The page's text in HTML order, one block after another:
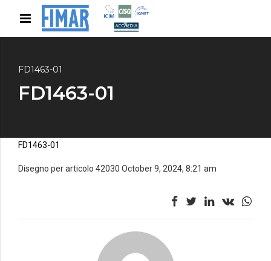
FD1463-01
FD1463-01
FD1463-01
Disegno per articolo 42030 October 9, 2024, 8:21 am